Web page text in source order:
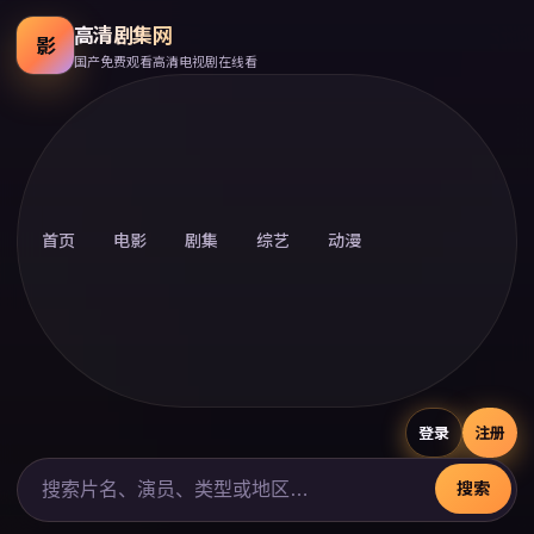
影 高清剧集网
国产免费观看高清电视剧在线看
首页 电影 剧集 综艺 动漫
登录 注册
搜索